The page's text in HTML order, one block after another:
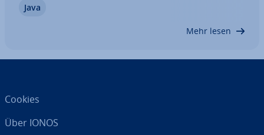
Rahmen erledigen. Hier erfahren Sie, was genau
Java
Mehr lesen
Cookies
Über IONOS